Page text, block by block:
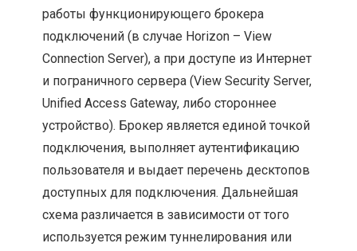
работы функционирующего брокера
подключений (в случае Horizon – View
Connection Server), а при доступе из Интернет
и пограничного сервера (View Security Server,
Unified Access Gateway, либо стороннее
устройство). Брокер является единой точкой
подключения, выполняет аутентификацию
пользователя и выдает перечень десктопов
доступных для подключения. Дальнейшая
схема различается в зависимости от того
используется режим туннелирования или